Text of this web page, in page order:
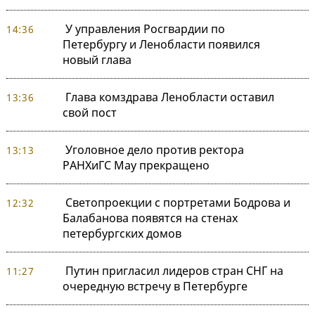
14:36
У управления Росгвардии по
Петербургу и Ленобласти появился
новый глава
13:36
Глава комздрава Ленобласти оставил
свой пост
13:13
Уголовное дело против ректора
РАНХиГС Мау прекращено
12:32
Светопроекции с портретами Бодрова и
Балабанова появятся на стенах
петербургских домов
11:27
Путин пригласил лидеров стран СНГ на
очередную встречу в Петербурге